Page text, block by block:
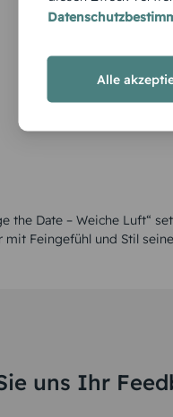
the Date – Weiche Luft“
mit Feingefühl und Stil
uns Ihr
Alle